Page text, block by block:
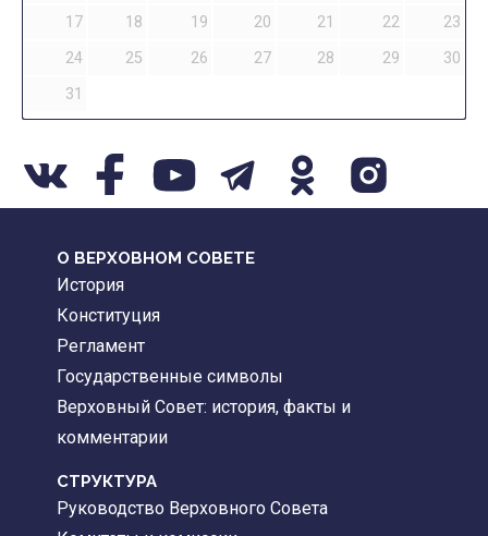
17
18 19 20 21 22
23
24
25 26 27 28 29
30
31
О ВЕРХОВНОМ СОВЕТЕ
История
Конституция
Регламент
Государственные символы
Верховный Совет: история, факты и
комментарии
CТРУКТУРА
Руководство Верховного Совета